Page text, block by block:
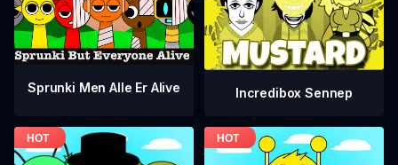
Sprunki Men Alle Er Alive Incredibox Sennep